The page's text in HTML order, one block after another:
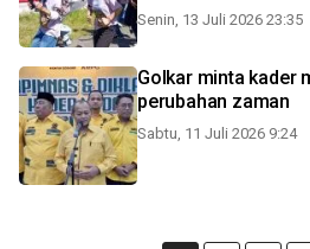
Senin, 13 Juli 2026 23:35
Golkar minta kader
perubahan zaman
Sabtu, 11 Juli 2026 9:24